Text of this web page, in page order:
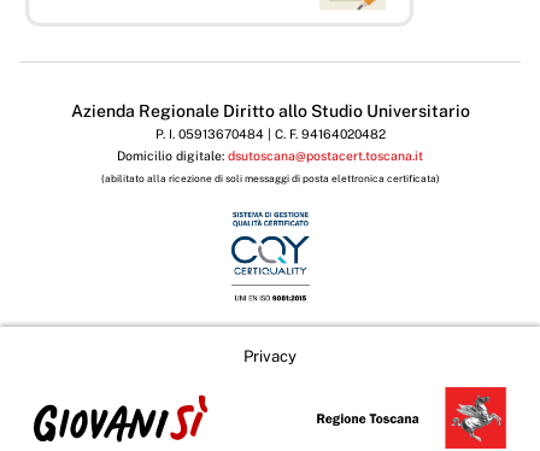
Azienda Regionale Diritto allo Studio Universitario
P. I. 05913670484 | C. F. 94164020482
Domicilio digitale: dsutoscana@postacert.toscana.it
(abilitato alla ricezione di soli messaggi di posta elettronica certificata)
Privacy